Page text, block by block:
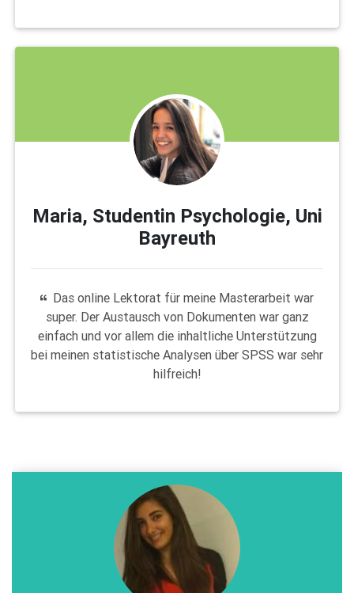
Maria, Studentin Psychologie, Uni
Bayreuth
Das online Lektorat für meine Masterarbeit war
super. Der Austausch von Dokumenten war ganz
einfach und vor allem die inhaltliche Unterstützung
bei meinen statistische Analysen über SPSS war sehr
hilfreich!